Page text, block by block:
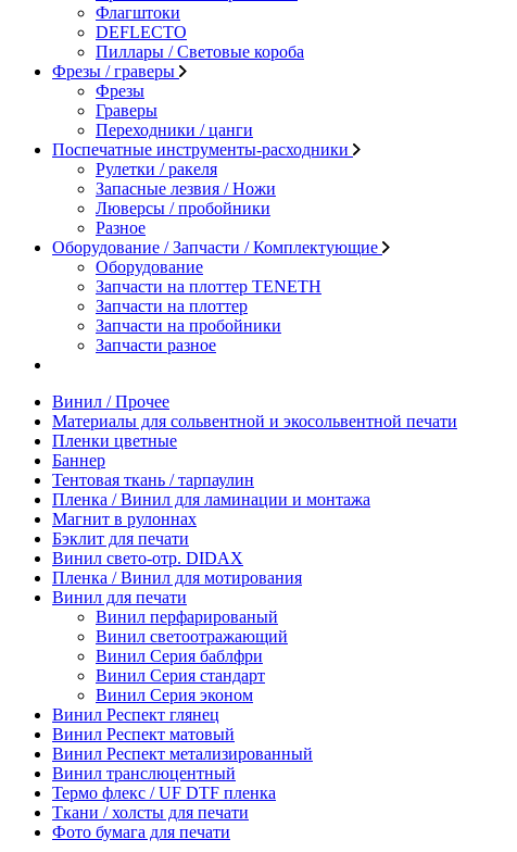
Флагштоки
DEFLECTO
Пиллары / Световые короба
Фрезы / граверы
Фрезы
Граверы
Переходники / цанги
Поспечатные инструменты-расходники
Рулетки / ракеля
Запасные лезвия / Ножи
Люверсы / пробойники
Разное
Оборудование / Запчасти / Комплектующие
Оборудование
Запчасти на плоттер TENETH
Запчасти на плоттер
Запчасти на пробойники
Запчасти разное
Винил / Прочее
Материалы для сольвентной и экосольвентной печати
Пленки цветные
Баннер
Тентовая ткань / тарпаулин
Пленка / Винил для ламинации и монтажа
Магнит в рулоннах
Бэклит для печати
Винил свето-отр. DIDAX
Пленка / Винил для мотирования
Винил для печати
Винил перфарированый
Винил светоотражающий
Винил Серия баблфри
Винил Серия стандарт
Винил Серия эконом
Винил Респект глянец
Винил Респект матовый
Винил Респект метализированный
Винил транслюцентный
Термо флекс / UF DTF пленка
Ткани / холсты для печати
Фото бумага для печати